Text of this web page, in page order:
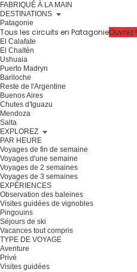
FABRIQUÉ À LA MAIN
DESTINATIONS
Patagonie
Tous les circuits en PatagonieOuvrez !
El Calafate
El Chaltén
Ushuaia
Puerto Madryn
Bariloche
Reste de l'Argentine
Buenos Aires
Chutes d'Iguazu
Mendoza
Salta
EXPLOREZ
PAR HEURE
Voyages de fin de semaine
Voyages d'une semaine
Voyages de 2 semaines
Voyages de 3 semaines
EXPÉRIENCES
Observation des baleines
Visites guidées de vignobles
Pingouins
Séjours de ski
Vacances tout compris
TYPE DE VOYAGE
Aventure
Privé
Visites guidées